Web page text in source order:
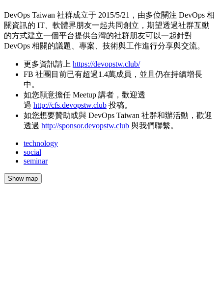
DevOps Taiwan 社群成立于 2015/5/21，由多位關注 DevOps 相
關資訊的 IT、軟體界朋友一起共同創立，期望透過社群互動
的方式建立一個平台提供台灣的社群朋友可以一起針對
DevOps 相關的議題、專案、技術與工作進行分享與交流。
更多資訊請上 https://devopstw.club/
FB 社團目前已有超過1.4萬成員，並且仍在持續增長
中。
如您願意擔任 Meetup 講者，歡迎透
過 http://cfs.devopstw.club 投稿。
如您想要贊助或與 DevOps Taiwan 社群和辦活動，歡迎
透過 http://sponsor.devopstw.club 與我們聯繫。
technology
social
seminar
Show map